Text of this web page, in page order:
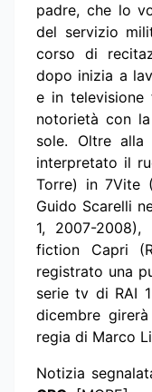
padre, che lo
del servizio
corso di
dopo inizia a
e in televisione
notorietà con
sole. Oltre
interpretato il
Torre) in
Guido Scarelli
1, 2007-2008),
fiction Capri
registrato una
serie tv di RAI
dicembre
regia di Marco
Notizia